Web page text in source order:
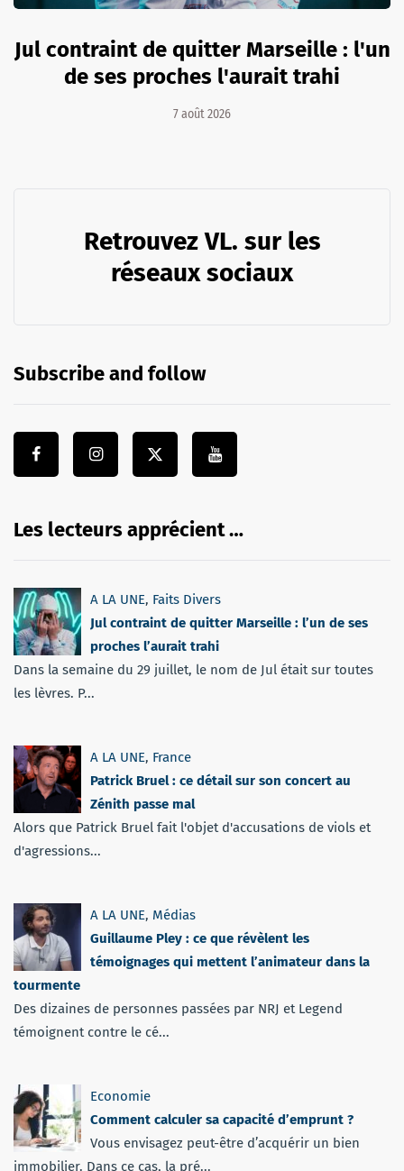
Jul contraint de quitter Marseille : l'un
de ses proches l'aurait trahi
7 août 2026
Retrouvez VL. sur les
réseaux sociaux
Subscribe and follow
Les lecteurs apprécient …
A LA UNE, Faits Divers
Jul contraint de quitter Marseille : l’un de ses
proches l’aurait trahi
Dans la semaine du 29 juillet, le nom de Jul était sur toutes
les lèvres. P...
A LA UNE, France
Patrick Bruel : ce détail sur son concert au
Zénith passe mal
Alors que Patrick Bruel fait l'objet d'accusations de viols et
d'agressions...
A LA UNE, Médias
Guillaume Pley : ce que révèlent les
témoignages qui mettent l’animateur dans la
tourmente
Des dizaines de personnes passées par NRJ et Legend
témoignent contre le cé...
Economie
Comment calculer sa capacité d’emprunt ?
Vous envisagez peut-être d’acquérir un bien
immobilier. Dans ce cas, la pré...